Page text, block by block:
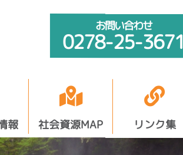
お問い合わせ
0278-25-3671
報 社会資源MAP リンク集